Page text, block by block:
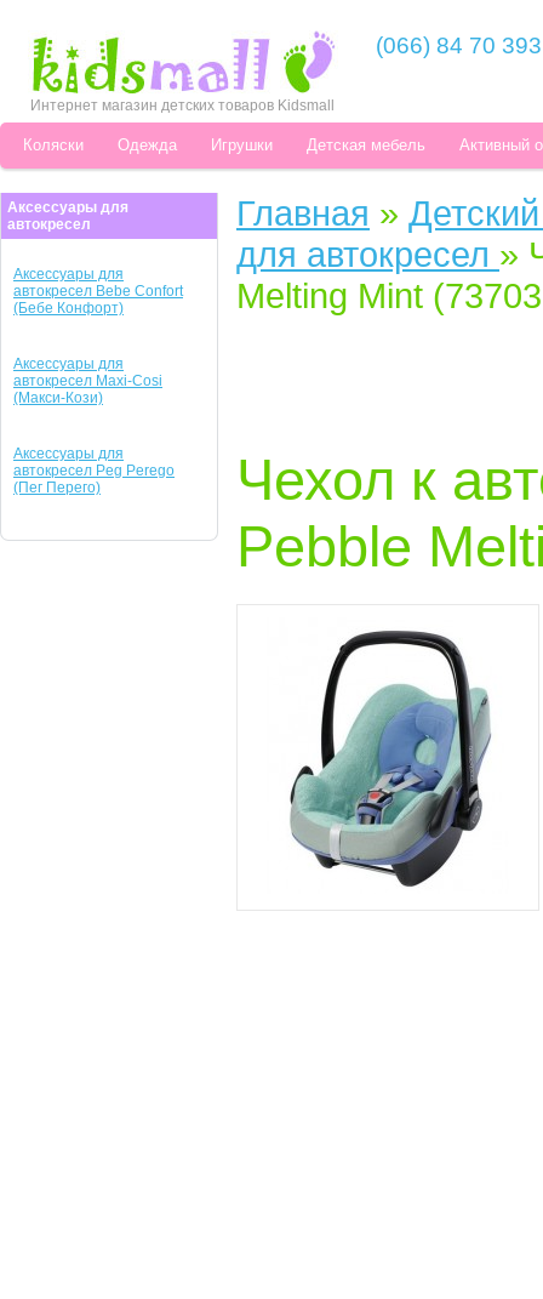
Интернет магазин детских товаров Kidsmall
(066) 84 70 393
Коляски Одежда Игрушки Детская мебель Активный
Аксессуары для
автокресел
Аксессуары для
автокресел Bebe Confort
(Бебе Конфорт)
Аксессуары для
автокресел Maxi-Cosi
(Макси-Кози)
Аксессуары для
автокресел Peg Perego
(Пег Перего)
Главная »
для автокресел »
Melting Mint
Чехол к
Pebble